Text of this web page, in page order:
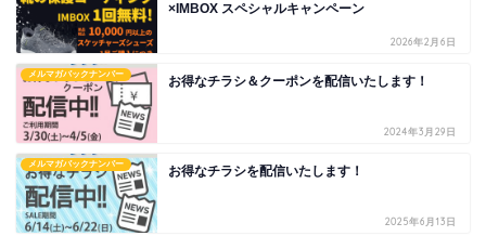
×IMBOX スペシャルキャンペーン
2026年2月6日
メルマガバックナンバー お得なチラシ＆クーポンを配信いたします！
2024年3月29日
メルマガバックナンバー お得なチラシを配信いたします！
2025年6月13日